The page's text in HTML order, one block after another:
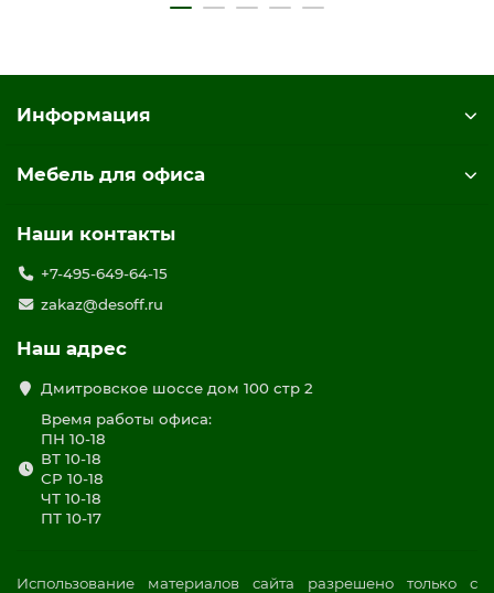
Информация
Мебель для офиса
Наши контакты
+7-495-649-64-15
zakaz@desoff.ru
Наш адрес
Дмитровское шоссе дом 100 стр 2
Время работы офиса:
ПН 10-18
ВТ 10-18
СР 10-18
ЧТ 10-18
ПТ 10-17
Использование материалов сайта разрешено только с